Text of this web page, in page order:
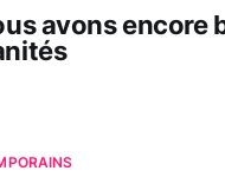
avons encore